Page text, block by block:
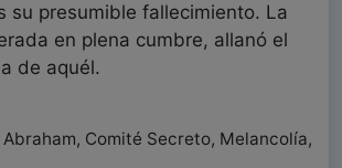
su presumible fallecimiento. La
en plena cumbre, allanó el
de aquél.
Comité Secreto, Melancolía,